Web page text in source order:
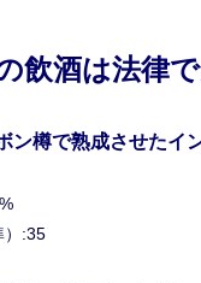
飲酒は法律
ン樽で熟成させたイ
）:35